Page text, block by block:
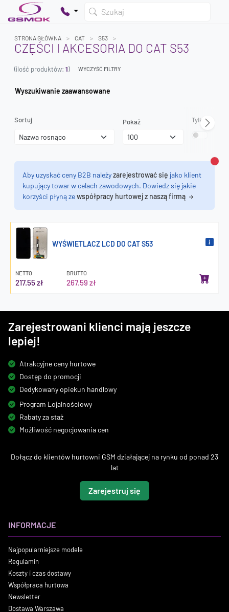
Szukaj
Twój koszyk jest pusty
0 zł
STRONA GŁÓWNA CAT S53
CZĘŚCI I AKCESORIA DO CAT S53
(ilość produktów: 1) WYCZYŚĆ FILTRY
Wyszukiwanie zaawansowane
Sortuj Pokaż Tylko
Aby uzyskać ceny B2B należyzarejestrować się jako klient
kupujący towar w celach zawodowych. Dowiedz się jakie
korzyści płyną zewspółpracy hurtowej z naszą firmą
WYŚWIETLACZ LCD DO CAT S53
NETTO
217.55 zł
BRUTTO
267.59 zł
Zarejestrowani klienci mają jeszcze
lepiej!
Atrakcyjne ceny hurtowe
Dostęp do promocji
Dedykowany opiekun handlowy
Program Lojalnościowy
Rabaty za staż
Możliwość negocjowania cen
Dołącz do klientów hurtowni GSM działającej na rynku od ponad 23
lat
Zarejestruj się
INFORMACJE
Najpopularniejsze modele
Regulamin
Koszty i czas dostawy
Współpraca hurtowa
Newsletter
Dostawa Warszawa